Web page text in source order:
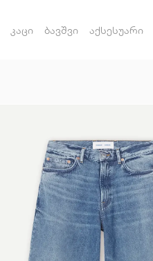
კაცი ბავშვი აქსესუარი